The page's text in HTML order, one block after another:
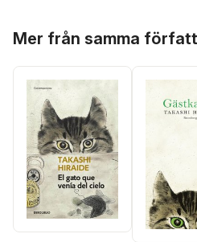
Mer från samma